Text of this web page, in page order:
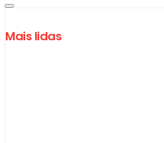
Mais lidas